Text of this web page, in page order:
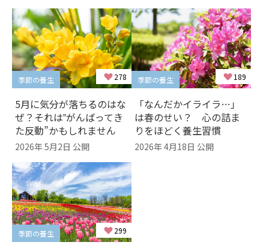
季節の養生 278
5月に気分が落ちるのはな
ぜ？それは‟がんばってき
た反動”かもしれません
2026年 5月2日 公開
季節の養生 189
「なんだかイライラ…」
は春のせい？ 心の詰ま
りをほどく養生習慣
2026年 4月18日 公開
季節の養生 299